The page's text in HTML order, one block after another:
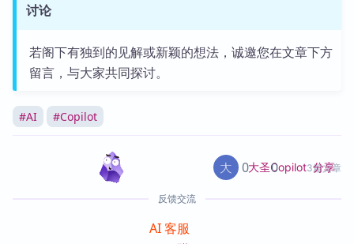
讨论
若阁下有独到的见解或新颖的想法，诚邀您在文章下方
留言，与大家共同探讨。
#AI #Copilot
大圣Copilot3篇文章
0 0 分享
反馈交流
AI 客服